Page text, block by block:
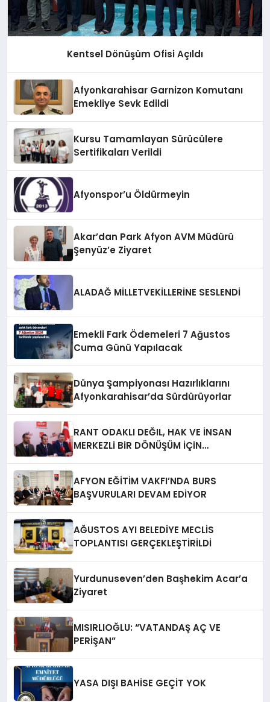
Kentsel Dönüşüm Ofisi Açıldı
Afyonkarahisar Garnizon Komutanı
Emekliye Sevk Edildi
Kursu Tamamlayan Sürücülere
Sertifikaları Verildi
Afyonspor’u Öldürmeyin
Akar’dan Park Afyon AVM Müdürü
Şenyüz’e Ziyaret
ALADAĞ MİLLETVEKİLLERİNE SESLENDİ
Emekli Fark Ödemeleri 7 Ağustos
Cuma Günü Yapılacak
Dünya Şampiyonası Hazırlıklarını
Afyonkarahisar’da Sürdürüyorlar
RANT ODAKLI DEĞIL, HAK VE İNSAN
MERKEZLi BiR DÖNÜŞÜM İÇiN
AFYON EĞİTİM VAKFI’NDA BURS
BAŞVURULARI DEVAM EDİYOR
AĞUSTOS AYI BELEDİYE MECLİS
TOPLANTISI GERÇEKLEŞTİRİLDİ
Yurdunuseven’den Başhekim Acar’a
Ziyaret
MISIRLIOĞLU: “VATANDAŞ AÇ VE
PERİŞAN”
YASA DIŞI BAHİSE GEÇİT YOK